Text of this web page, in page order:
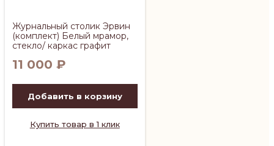
Журнальный столик Эрвин
(комплект) Белый мрамор,
стекло/ каркас графит
11 000 ₽
Добавить в корзину
Купить товар в 1 клик